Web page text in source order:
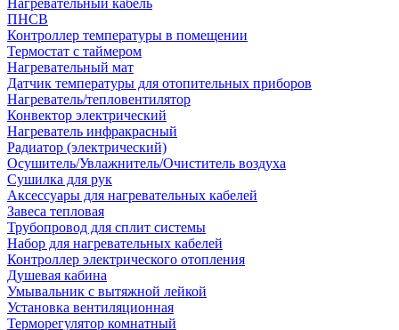
Нагревательный кабель
ПНСВ
Контроллер температуры в помещении
Термостат с таймером
Нагревательный мат
Датчик температуры для отопительных приборов
Нагреватель/тепловентилятор
Конвектор электрический
Нагреватель инфракрасный
Радиатор (электрический)
Осушитель/Увлажнитель/Очиститель воздуха
Сушилка для рук
Аксессуары для нагревательных кабелей
Завеса тепловая
Трубопровод для сплит системы
Набор для нагревательных кабелей
Контроллер электрического отопления
Душевая кабина
Умывальник с вытяжной лейкой
Установка вентиляционная
Терморегулятор комнатный